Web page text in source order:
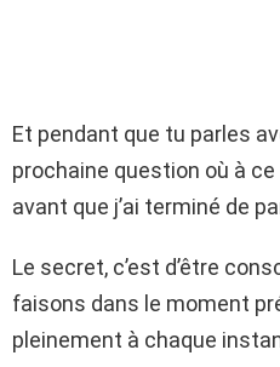
Et pendant que tu parles
prochaine question où à
avant que j’ai terminé de
Le secret, c’est d’être
faisons dans le moment
pleinement à chaque